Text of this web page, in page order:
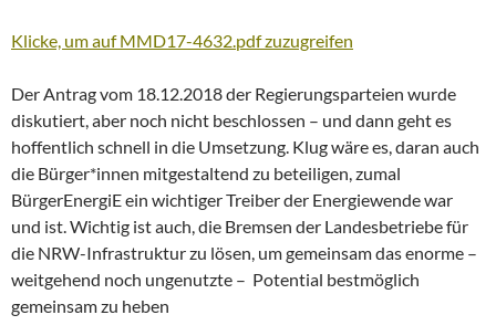
Klicke, um auf MMD17-4632.pdf zuzugreifen
Der Antrag vom 18.12.2018 der Regierungsparteien wurde
diskutiert, aber noch nicht beschlossen – und dann geht es
hoffentlich schnell in die Umsetzung. Klug wäre es, daran auch
die Bürger*innen mitgestaltend zu beteiligen, zumal
BürgerEnergiE ein wichtiger Treiber der Energiewende war
und ist. Wichtig ist auch, die Bremsen der Landesbetriebe für
die NRW-Infrastruktur zu lösen, um gemeinsam das enorme –
weitgehend noch ungenutzte – Potential bestmöglich
gemeinsam zu heben